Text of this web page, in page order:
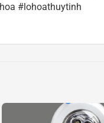
#lohoathuytinh